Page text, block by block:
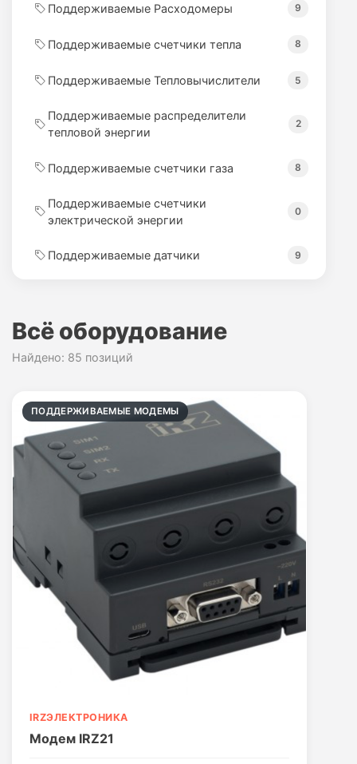
Поддерживаемые Расходомеры 9
Поддерживаемые счетчики тепла 8
Поддерживаемые Тепловычислители 5
Поддерживаемые распределители
тепловой энергии
2
Поддерживаемые счетчики газа 8
Поддерживаемые счетчики
электрической энергии
0
Поддерживаемые датчики 9
Всё оборудование
Найдено: 85 позиций
ПОДДЕРЖИВАЕМЫЕ МОДЕМЫ
IRZЭЛЕКТРОНИКА
Модем IRZ21